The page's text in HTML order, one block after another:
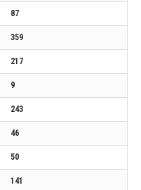
87
359
217
9
243
46
50
141